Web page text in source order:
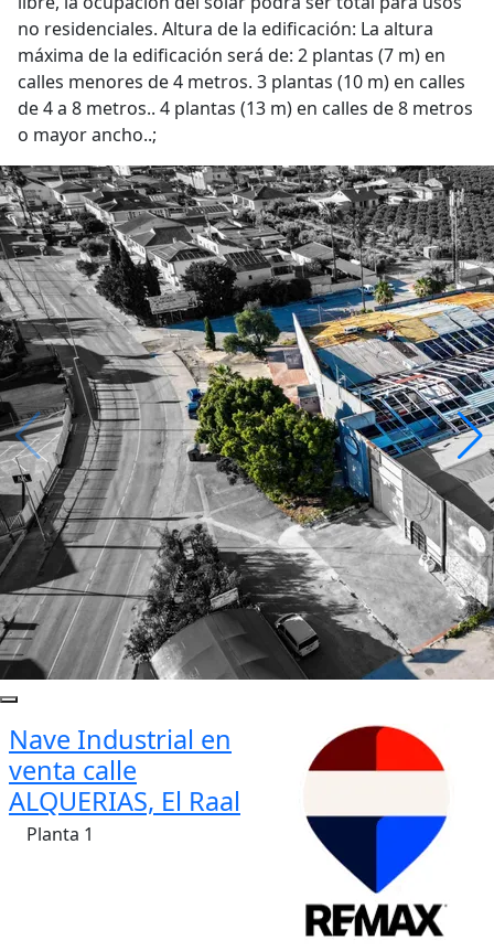
no residenciales. Altura de la edificación: La altura
máxima de la edificación será de: 2 plantas (7 m) en
calles menores de 4 metros. 3 plantas (10 m) en calles
de 4 a 8 metros.. 4 plantas (13 m) en calles de 8 metros
o mayor ancho..;
Nave Industrial en
venta calle
ALQUERIAS, El Raal
Planta 1